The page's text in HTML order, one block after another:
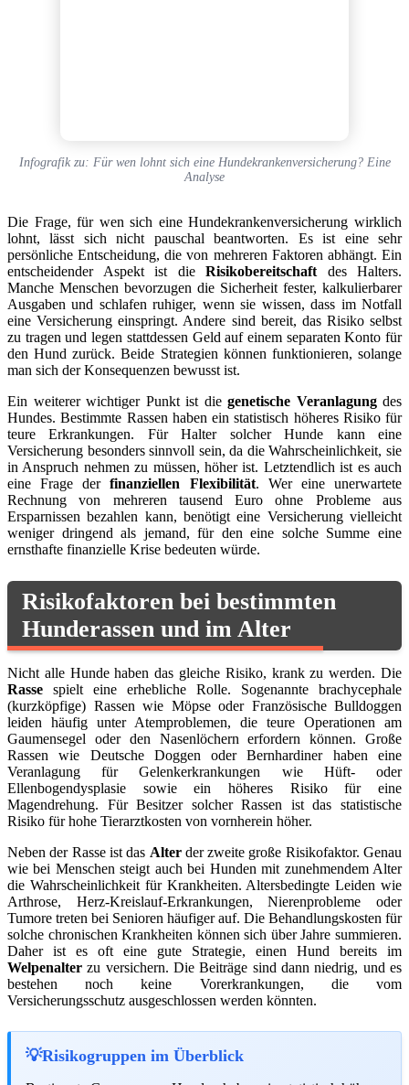
Infografik zu: Für wen lohnt sich eine Hundekrankenversicherung? Eine
Analyse
Die Frage, für wen sich eine Hundekrankenversicherung wirklich
lohnt, lässt sich nicht pauschal beantworten. Es ist eine sehr
persönliche Entscheidung, die von mehreren Faktoren abhängt. Ein
entscheidender Aspekt ist die Risikobereitschaft des Halters.
Manche Menschen bevorzugen die Sicherheit fester, kalkulierbarer
Ausgaben und schlafen ruhiger, wenn sie wissen, dass im Notfall
eine Versicherung einspringt. Andere sind bereit, das Risiko selbst
zu tragen und legen stattdessen Geld auf einem separaten Konto für
den Hund zurück. Beide Strategien können funktionieren, solange
man sich der Konsequenzen bewusst ist.
Ein weiterer wichtiger Punkt ist die genetische Veranlagungdes
Hundes. Bestimmte Rassen haben ein statistisch höheres Risiko für
teure Erkrankungen. Für Halter solcher Hunde kann eine
Versicherung besonders sinnvoll sein, da die Wahrscheinlichkeit, sie
in Anspruch nehmen zu müssen, höher ist. Letztendlich ist es auch
eine Frage derfinanziellen Flexibilität. Wer eine unerwartete
Rechnung von mehreren tausend Euro ohne Probleme aus
Ersparnissen bezahlen kann, benötigt eine Versicherung vielleicht
weniger dringend als jemand, für den eine solche Summe eine
ernsthafte finanzielle Krise bedeuten würde.
Risikofaktoren bei bestimmten
Hunderassen und im Alter
Nicht alle Hunde haben das gleiche Risiko, krank zu werden. Die
Rasse spielt eine erhebliche Rolle. Sogenannte brachycephale
(kurzköpfige) Rassen wie Möpse oder Französische Bulldoggen
leiden häufig unter Atemproblemen, die teure Operationen am
Gaumensegel oder den Nasenlöchern erfordern können. Große
Rassen wie Deutsche Doggen oder Bernhardiner haben eine
Veranlagung für Gelenkerkrankungen wie Hüft- oder
Ellenbogendysplasie sowie ein höheres Risiko für eine
Magendrehung. Für Besitzer solcher Rassen ist das statistische
Risiko für hohe Tierarztkosten von vornherein höher.
Neben der Rasse ist das Alterder zweite große Risikofaktor. Genau
wie bei Menschen steigt auch bei Hunden mit zunehmendem Alter
die Wahrscheinlichkeit für Krankheiten. Altersbedingte Leiden wie
Arthrose, Herz-Kreislauf-Erkrankungen, Nierenprobleme oder
Tumore treten bei Senioren häufiger auf. Die Behandlungskosten für
solche chronischen Krankheiten können sich über Jahre summieren.
Daher ist es oft eine gute Strategie, einen Hund bereits im
Welpenalter zu versichern. Die Beiträge sind dann niedrig, und es
bestehen noch keine Vorerkrankungen, die vom
Versicherungsschutz ausgeschlossen werden könnten.
Risikogruppen im Überblick